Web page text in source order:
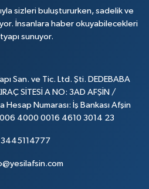
sizleri buluştururken, sadelik ve
İnsanlara haber okuyabilecekleri
sunuyor.
San. ve Tic. Ltd. Şti. DEDEBABA
SİTESİ A NO: 3AD AFŞİN /
Hesap Numarası: İş Bankası Afşin
4000 0016 4610 3014 23
3445114777